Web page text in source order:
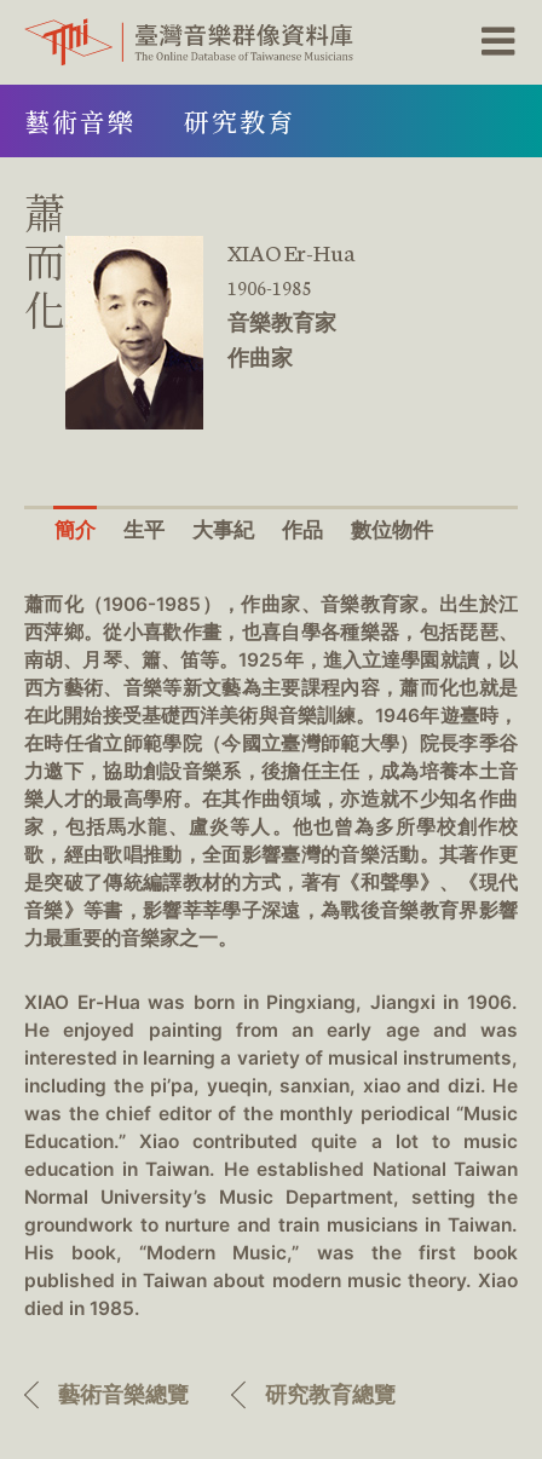
要
藝術音樂 研究教育
蕭
而
化
XIAO Er-Hua
1906-1985
音樂教育家
作曲家
簡介 生平 大事紀 作品 數位物件
蕭而化（1906-1985），作曲家、音樂教育家。出生於江
西萍鄉。從小喜歡作畫，也喜自學各種樂器，包括琵琶、
南胡、月琴、簫、笛等。1925年，進入立達學園就讀，以
西方藝術、音樂等新文藝為主要課程內容，蕭而化也就是
在此開始接受基礎西洋美術與音樂訓練。1946年遊臺時，
在時任省立師範學院（今國立臺灣師範大學）院長李季谷
力邀下，協助創設音樂系，後擔任主任，成為培養本土音
樂人才的最高學府。在其作曲領域，亦造就不少知名作曲
家，包括馬水龍、盧炎等人。他也曾為多所學校創作校
歌，經由歌唱推動，全面影響臺灣的音樂活動。其著作更
是突破了傳統編譯教材的方式，著有《和聲學》、《現代
音樂》等書，影響莘莘學子深遠，為戰後音樂教育界影響
力最重要的音樂家之一。
XIAO Er-Hua was born in Pingxiang, Jiangxi in 1906.
He enjoyed painting from an early age and was
interested in learning a variety of musical instruments,
including the pi’pa, yueqin, sanxian, xiao and dizi. He
was the chief editor of the monthly periodical “Music
Education.” Xiao contributed quite a lot to music
education in Taiwan. He established National Taiwan
Normal University’s Music Department, setting the
groundwork to nurture and train musicians in Taiwan.
His book, “Modern Music,” was the first book
published in Taiwan about modern music theory. Xiao
died in 1985.
藝術音樂總覽 研究教育總覽